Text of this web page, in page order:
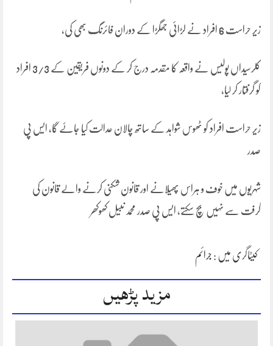
زیر حراست 6 افراد نے لڑائی جھگڑا کے دوران فائرنگ بھی کی،
کلرسیداں پولیس نے واقعہ کا مقدمہ درج کر کے دونوں فریقین کے 3/3 افراد
کو گرفتار کر لیا،
زیر حراست افراد کو ٹھوس شواہد کے ساتھ چالان عدالت کیا جاۓ گا، ایس پی
صدر
شہریوں میں خوف و ہراس پھیلانے اور قانون شکنی کرنے والے قانون کی
گرفت سے نہیں بچ سکتے، ایس پی صدر محمد نبیل کھوکھر
کیٹاگری میں : جرائم
مزید پڑھیں